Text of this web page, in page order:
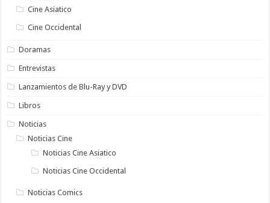
Cine Asiatico
Cine Occidental
Doramas
Entrevistas
Lanzamientos de Blu-Ray y DVD
Libros
Noticias
Noticias Cine
Noticias Cine Asiatico
Noticias Cine Occidental
Noticias Comics